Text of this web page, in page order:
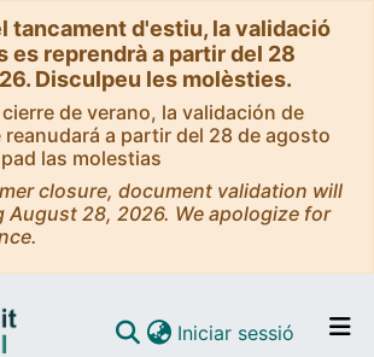
tancament d'estiu, la validació
es reprendrà a partir del 28
Disculpeu les molèsties.
de verano, la validación de
a partir del 28 de agosto
las molestias
closure, document validation will
August 28, 2026. We apologize for
Iniciar sessió (current)